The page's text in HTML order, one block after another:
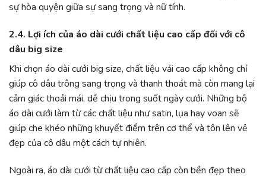
sự hòa quyện giữa sự sang trọng và nữ tính.
2.4. Lợi ích của áo dài cưới chất liệu cao cấp đối với cô
dâu big size
Khi chọn áo dài cưới big size, chất liệu vải cao cấp không chỉ
giúp cô dâu trông sang trọng và thanh thoát mà còn mang lại
cảm giác thoải mái, dễ chịu trong suốt ngày cưới. Những bộ
áo dài cưới làm từ các chất liệu như satin, lụa hay voan sẽ
giúp che khéo những khuyết điểm trên cơ thể và tôn lên vẻ
đẹp của cô dâu một cách tự nhiên.
Ngoài ra, áo dài cưới từ chất liệu cao cấp còn bền đẹp theo